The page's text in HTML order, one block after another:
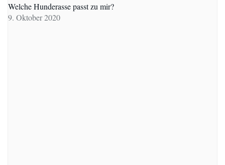
Welche Hunderasse passt zu mir?
9. Oktober 2020